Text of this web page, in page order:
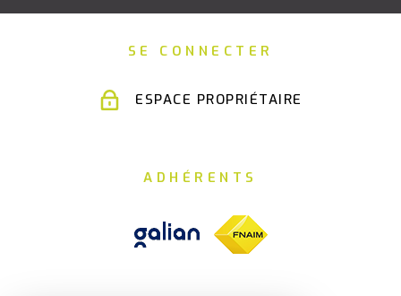
SE CONNECTER
ESPACE PROPRIÉTAIRE
ADHÉRENTS